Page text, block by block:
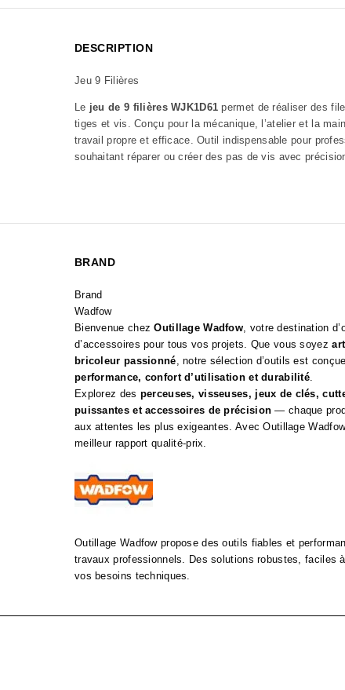
DESCRIPTION
Jeu 9 Filières
Le jeu de 9 filières WJK1D61 permet de réaliser des
tiges et vis. Conçu pour la mécanique, l’atelier et la
travail propre et efficace. Outil indispensable pour
souhaitant réparer ou créer des pas de vis avec
BRAND
Brand
Wadfow
Bienvenue chezOutillage Wadfow, votre destination
d’accessoires pour tous vos projets. Que vous soyez
bricoleur passionné, notre sélection d’outils est
performance, confort d’utilisation et durabilité.
Explorez des perceuses, visseuses, jeux de clés,
puissantes et accessoires de précision — chaque
aux attentes les plus exigeantes. Avec Outillage
meilleur rapport qualité‑prix.
Outillage Wadfow propose des outils fiables et
travaux professionnels. Des solutions robustes, faciles
vos besoins techniques.